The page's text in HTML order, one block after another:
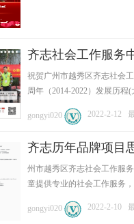
齐志社会工作服务
祝贺广州市越秀区齐志社会
周年（2014-2022）发展历程(
gongyi020 2022-2-12
齐志历年品牌项目
州市越秀区齐志社会工作服
童提供专业的社会工作服务
gongyi020 2022-2-10